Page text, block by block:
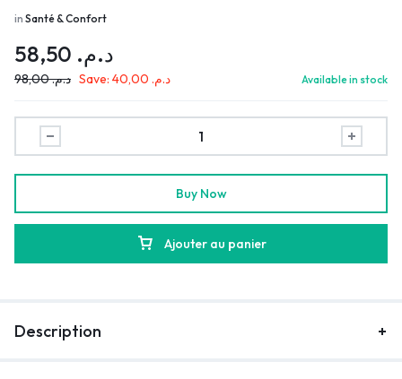
in Santé & Confort
د.م.
د.م.98,00 Save: د.م. Available in stock
Ajouter au panier
Buy Now
Description